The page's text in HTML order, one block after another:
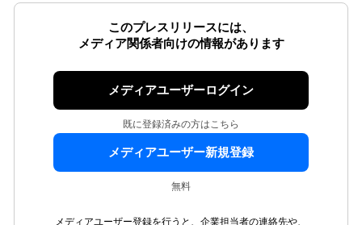
このプレスリリースには、
メディア関係者向けの情報があります
メディアユーザーログイン
既に登録済みの方はこちら
メディアユーザー新規登録
無料
メディアユーザー登録を行うと、企業担当者の連絡先や、